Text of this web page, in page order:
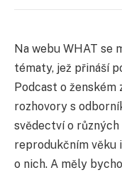
Na webu WHAT se
tématy, jež přináší
Podcast o ženském
rozhovory s
svědectví o
reprodukčním věku
o nich. A měly